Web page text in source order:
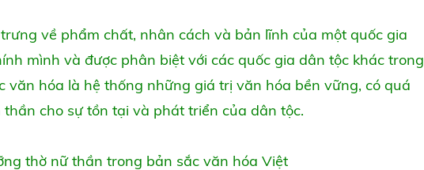
về phẩm chất, nhân cách và bản lĩnh của một quốc gia
mình và được phân biệt với các quốc gia dân tộc khác trong
văn hóa là hệ thống những giá trị văn hóa bền vững, có quá
cho sự tồn tại và phát triển của dân tộc.
thờ nữ thần trong bản sắc văn hóa Việt